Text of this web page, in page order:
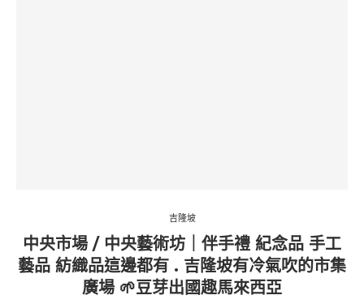
吉隆坡
中央市場 / 中央藝術坊｜伴手禮 紀念品 手工
藝品 紡織品這邊都有 . 吉隆坡有冷氣吹的市集
廣場 🌱豆芽出國趣馬來西亞